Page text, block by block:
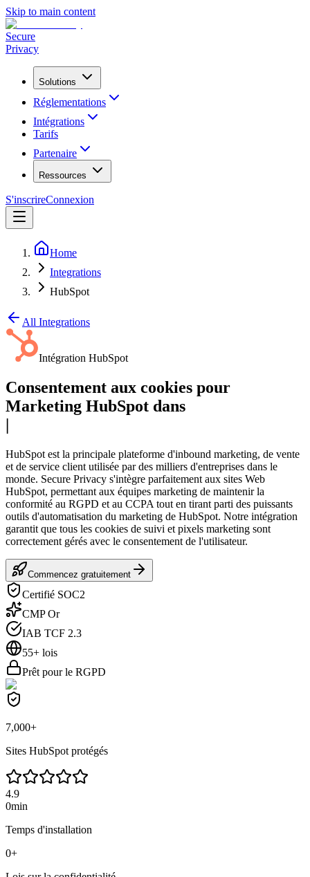
Skip to main content
Secure
Privacy
Solutions
Réglementations
Intégrations
Tarifs
Partenaire
Ressources
S'inscrireConnexion
Home
Integrations
HubSpot
All Integrations
Intégration HubSpot
Consentement aux cookies pour
Marketing HubSpot dans
|
HubSpot est la principale plateforme d'inbound marketing, de vente
et de service client utilisée par des milliers d'entreprises dans le
monde. Secure Privacy s'intègre parfaitement aux sites Web
HubSpot, permettant aux équipes marketing de maintenir la
conformité au RGPD et au CCPA tout en tirant parti des puissants
outils d'automatisation du marketing de HubSpot. Notre intégration
garantit que tous les cookies de suivi et pixels marketing sont
correctement gérés avec le consentement de l'utilisateur.
Commencez gratuitement
Certifié SOC2
CMP Or
IAB TCF 2.3
55+ lois
Prêt pour le RGPD
7,000+
Sites HubSpot protégés
4.9
0min
Temps d'installation
0+